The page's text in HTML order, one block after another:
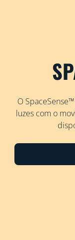
O
luzes com o